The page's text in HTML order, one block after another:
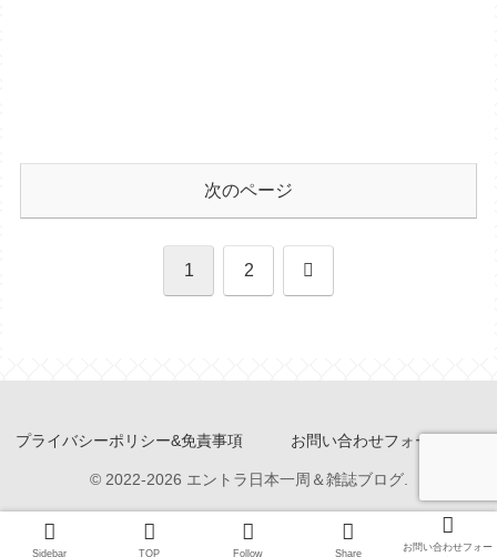
次のページ
1 2 次
プライバシーポリシー&免責事項 お問い合わせフォーム
© 2022-2026 エントラ日本一周＆雑誌ブログ.
Sidebar TOP Follow Share
お問い合わせフォー